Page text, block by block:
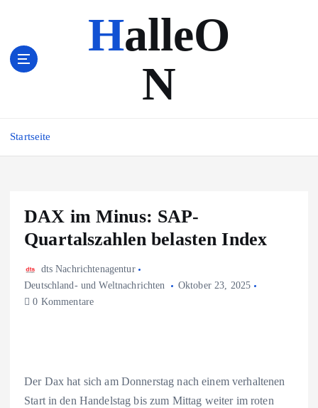
s
HalleO
N
Startseite
DAX im Minus: SAP-
Quartalszahlen belasten Index
dts Nachrichtenagentur
Deutschland- und Weltnachrichten
Oktober 23, 2025
0 Kommentare
Der Dax hat sich am Donnerstag nach einem verhaltenen
Start in den Handelstag bis zum Mittag weiter im roten